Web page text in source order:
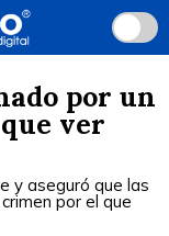
por un
ver
y aseguró que las
por el que